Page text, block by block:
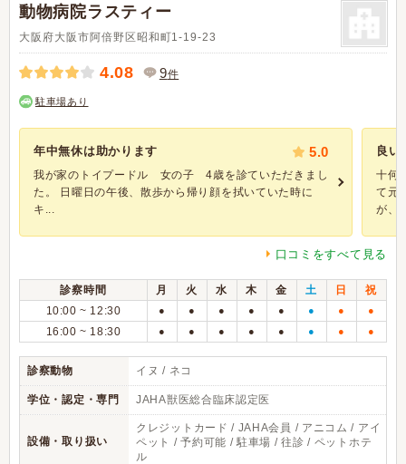
動物病院ラスティー
大阪府大阪市阿倍野区昭和町1-19-23
4.08 9件
駐車場あり
年中無休は助かります 5.0
我が家のトイプードル 女の子 4歳を診ていただきまし
た。 日曜日の午後、散歩から帰り顔を拭いていた時に
キ...
良い
十何
て元
が、
口コミをすべて見る
診察時間 月 火 水 木 金 土 日
祝
10:00 ~ 12:30
● ● ● ● ● ● ● ●
16:00 ~ 18:30 ● ● ● ● ● ● ● ●
診察動物 イヌ / ネコ
学位・認定・専門 JAHA獣医総合臨床認定医
設備・取り扱い
クレジットカード / JAHA会員 / アニコム / アイ
ペット / 予約可能 / 駐車場 / 往診 / ペットホテ
ル